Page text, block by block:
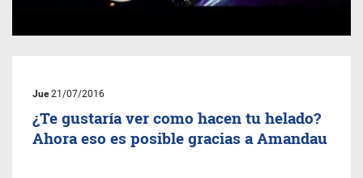
Jue21/07/2016
¿Te gustaría ver como hacen tu helado?
Ahora eso es posible gracias a Amandau